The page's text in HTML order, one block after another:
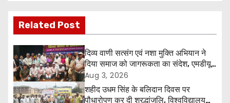
t
n
a
v
Related Post
दिव्य वाणी सत्संग एवं नशा मुक्ति अभियान ने
दिया समाज को जागरूकता का संदेश, एमडीयू
रोहतक में हजारों लोगों ने लिया संकल्प
Aug 3, 2026
शहीद उधम सिंह के बलिदान दिवस पर
पौधारोपण कर दी श्रद्धांजलि, विश्वविद्यालय